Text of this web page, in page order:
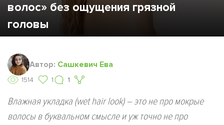
волос» без ощущения грязной
головы
Автор: Сашкевич Ева
1514 1 1
Влажная укладка (wet hair look) – это не про мокрые
волосы в буквальном смысле и уж точно не про